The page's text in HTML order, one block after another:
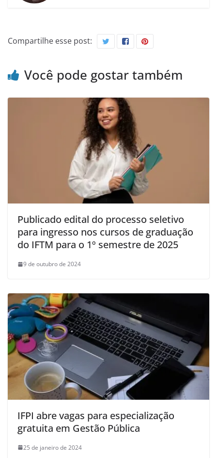
Compartilhe esse post:
Você pode gostar também
Publicado edital do processo seletivo
para ingresso nos cursos de graduação
do IFTM para o 1º semestre de 2025
9 de outubro de 2024
IFPI abre vagas para especialização
gratuita em Gestão Pública
25 de janeiro de 2024